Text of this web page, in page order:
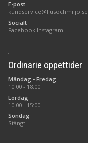
E-post
kundservice@ljusochmiljo.se
Socialt
Facebook Instagram
Ordinarie öppettider
Måndag - Fredag
10:00 - 18:00
Lördag
10:00 - 15:00
Söndag
Stängt